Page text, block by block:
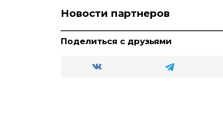
Новости партнеров
Поделиться с друзьями